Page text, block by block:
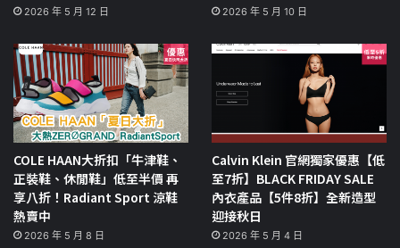
2026 年 5 月 12 日 2026 年 5 月 10 日
COLE HAAN大折扣「牛津鞋、
正裝鞋、休閒鞋」低至半價 再
享八折！Radiant Sport 涼鞋
熱賣中
2026 年 5 月 8 日
Calvin Klein 官網獨家優惠【低
至7折】BLACK FRIDAY SALE
內衣產品【5件8折】全新造型
迎接秋日
2026 年 5 月 4 日